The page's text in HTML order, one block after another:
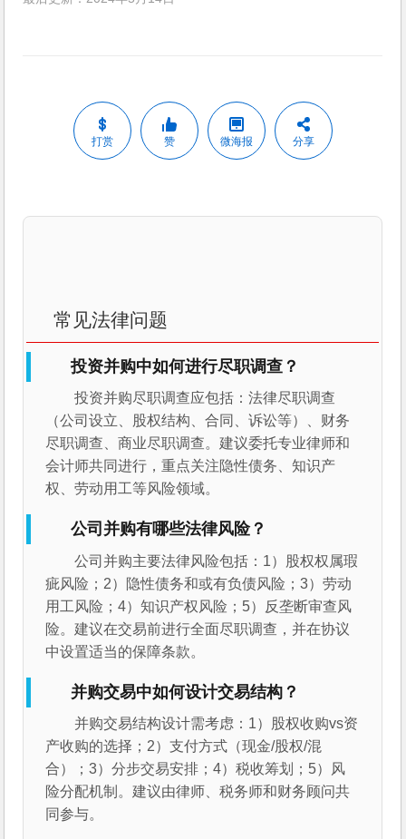
打赏 赞 微海报 分享
常见法律问题
投资并购中如何进行尽职调查？
投资并购尽职调查应包括：法律尽职调查
（公司设立、股权结构、合同、诉讼等）、财务
尽职调查、商业尽职调查。建议委托专业律师和
会计师共同进行，重点关注隐性债务、知识产
权、劳动用工等风险领域。
公司并购有哪些法律风险？
公司并购主要法律风险包括：1）股权权属瑕
疵风险；2）隐性债务和或有负债风险；3）劳动
用工风险；4）知识产权风险；5）反垄断审查风
险。建议在交易前进行全面尽职调查，并在协议
中设置适当的保障条款。
并购交易中如何设计交易结构？
并购交易结构设计需考虑：1）股权收购vs资
产收购的选择；2）支付方式（现金/股权/混
合）；3）分步交易安排；4）税收筹划；5）风
险分配机制。建议由律师、税务师和财务顾问共
同参与。